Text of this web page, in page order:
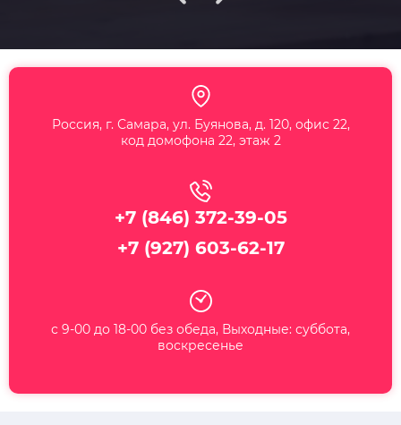
Россия, г. Самара, ул. Буянова, д. 120, офис 22,
код домофона 22, этаж 2
+7 (846) 372-39-05
+7 (927) 603-62-17
с 9-00 до 18-00 без обеда, Выходные: суббота,
воскресенье